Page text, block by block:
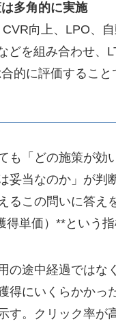
多角的に実施
向上、LPO、自
どを組み合わせ、
的に評価すること
も「どの施策が効
妥当なのか」が判
るこの問いに答え
得単価）**という指
の途中経過ではな
得にいくらかかっ
す。クリック率が